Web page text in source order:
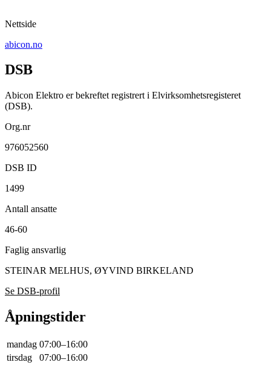
Nettside
abicon.no
DSB
Abicon Elektro er bekreftet registrert i Elvirksomhetsregisteret
(DSB).
Org.nr
976052560
DSB ID
1499
Antall ansatte
46-60
Faglig ansvarlig
STEINAR MELHUS, ØYVIND BIRKELAND
Se DSB-profil
Åpningstider
mandag 07:00–16:00
tirsdag
07:00–16:00